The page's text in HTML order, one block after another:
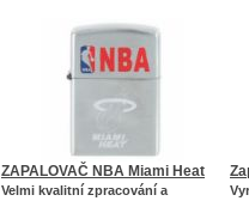
ZAPALOVAČ NBA Miami Heat
Velmi kvalitní zpracování a